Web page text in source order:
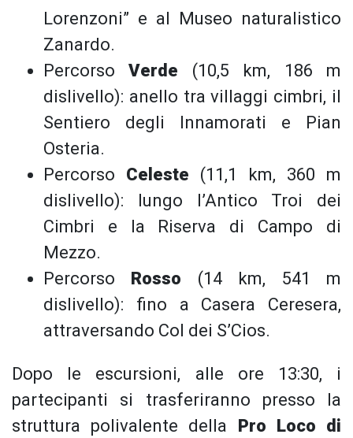
Lorenzoni” e al Museo naturalistico
Zanardo.
PercorsoVerde (10,5 km, 186 m
dislivello): anello tra villaggi cimbri, il
Sentiero degli Innamorati e Pian
Osteria.
Percorso Celeste (11,1 km, 360 m
dislivello): lungo l’Antico Troi dei
Cimbri e la Riserva di Campo di
Mezzo.
Percorso Rosso (14 km, 541 m
dislivello): fino a Casera Ceresera,
attraversando Col dei S’Cios.
Dopo le escursioni, alle ore 13:30, i
partecipanti si trasferiranno presso la
struttura polivalente della Pro Loco di